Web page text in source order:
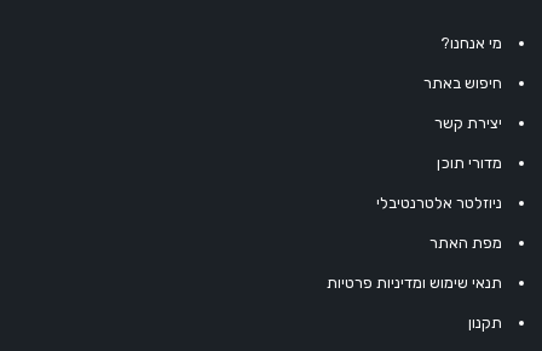
מי אנחנו?
חיפוש באתר
יצירת קשר
מדורי תוכן
ניוזלטר אלטרנטיבלי
מפת האתר
תנאי שימוש ומדיניות פרטיות
תקנון